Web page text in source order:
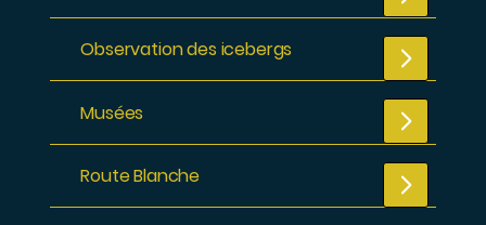
Observation des icebergs
Musées
Route Blanche